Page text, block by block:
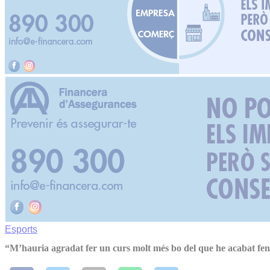
Esports
“M’hauria agradat fer un curs molt més bo del que he acabat